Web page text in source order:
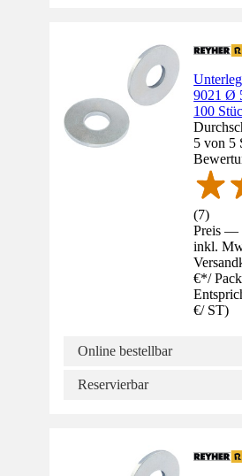
9021 Ø
100
5 von 5
(7)
Preis —
inkl.
€*/ Pack
€/ ST)
Online bestellbar
Reservierbar